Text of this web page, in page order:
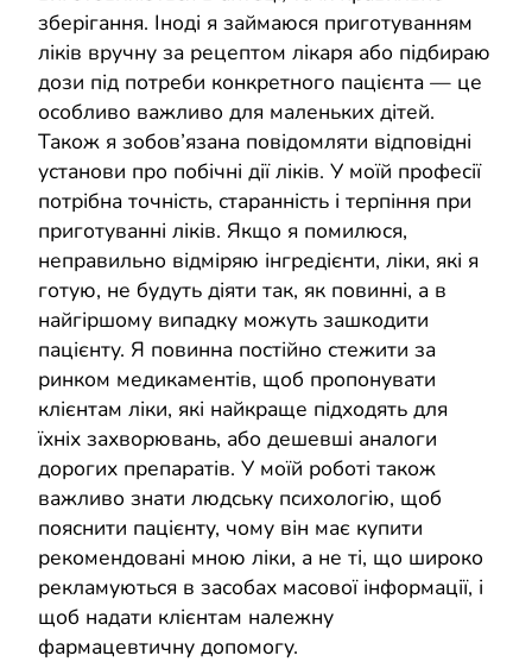
зберігання. Іноді я займаюся приготуванням
ліків вручну за рецептом лікаря або підбираю
дози під потреби конкретного пацієнта — це
особливо важливо для маленьких дітей.
Також я зобов’язана повідомляти відповідні
установи про побічні дії ліків. У моїй професії
потрібна точність, старанність і терпіння при
приготуванні ліків. Якщо я помилюся,
неправильно відміряю інгредієнти, ліки, які я
готую, не будуть діяти так, як повинні, а в
найгіршому випадку можуть зашкодити
пацієнту. Я повинна постійно стежити за
ринком медикаментів, щоб пропонувати
клієнтам ліки, які найкраще підходять для
їхніх захворювань, або дешевші аналоги
дорогих препаратів. У моїй роботі також
важливо знати людську психологію, щоб
пояснити пацієнту, чому він має купити
рекомендовані мною ліки, а не ті, що широко
рекламуються в засобах масової інформації, і
щоб надати клієнтам належну
фармацевтичну допомогу.